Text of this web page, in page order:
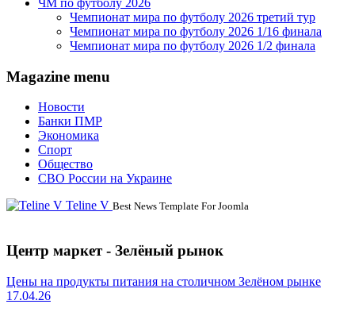
Чемпионат мира по футболу 2026 третий тур
Чемпионат мира по футболу 2026 1/16 финала
Чемпионат мира по футболу 2026 1/2 финала
Magazine menu
Новости
Банки ПМР
Экономика
Спорт
Общество
СВО России на Украине
Teline V Best News Template For Joomla
Центр маркет - Зелёный рынок
Цены на продукты питания на столичном Зелёном рынке
17.04.26